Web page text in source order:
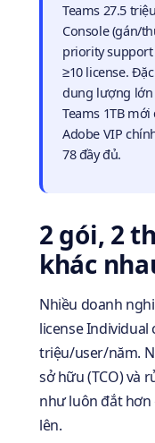
Teams 27.5
Console (gán/
priority
≥10 license.
dung lượng lớn
Teams 1TB
Adobe VIP
78 đầy đủ.
2 gói, 2
khác
Nhiều doanh
license
triệu/user/năm.
sở hữu (TCO) và
như luôn đắt
lên.